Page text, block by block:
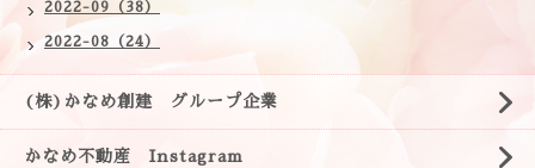
2022-09（38）
2022-08（24）
(株)かなめ創建 グループ企業
かなめ不動産 Instagram